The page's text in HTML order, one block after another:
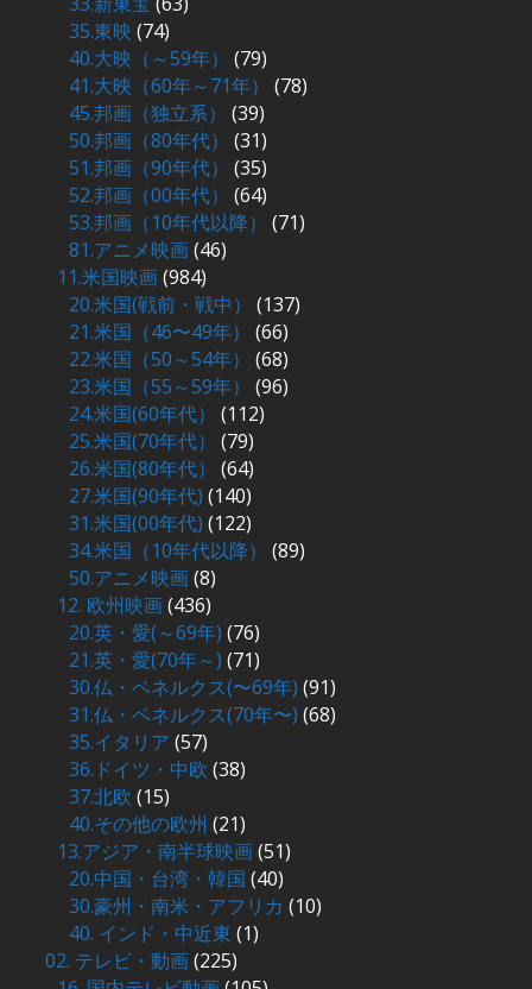
35.東映 (74)
40.大映（～59年）
(79)
41.大映（60年～71年）
(78)
45.邦画（独立系）
(39)
50.邦画（80年代）
(31)
51.邦画（90年代）
(35)
52.邦画（00年代）
(64)
53.邦画（10年代以降）
(71)
81.アニメ映画(46)
11.米国映画(984)
20.米国(戦前・戦中）
(137)
21.米国（46〜49年）
(66)
22.米国（50～54年）
(68)
23.米国（55～59年）
(96)
24.米国(60年代）
(112)
25.米国(70年代）
(79)
26.米国(80年代）
(64)
27.米国(90年代) (140)
31.米国(00年代) (122)
34.米国（10年代以降）
(89)
50.アニメ映画(8)
12. 欧州映画(436)
20.英・愛(～69年) (76)
21.英・愛(70年～) (71)
30.仏・ベネルクス(〜69年) (91)
31.仏・ベネルクス(70年〜) (68)
35.イタリア (57)
36.ドイツ・中欧 (38)
37.北欧 (15)
40.その他の欧州 (21)
13.アジア・南半球映画(51)
20.中国・台湾・韓国 (40)
30.豪州・南米・アフリカ (10)
40. インド・中近東 (1)
02. テレビ・動画(225)